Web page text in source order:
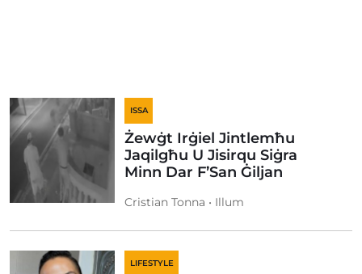
ISSA
Żewġt Irġiel Jintlemħu
Jaqilgħu U Jisirqu Siġra
Minn Dar F’San Ġiljan
Cristian Tonna • Illum
LIFESTYLE